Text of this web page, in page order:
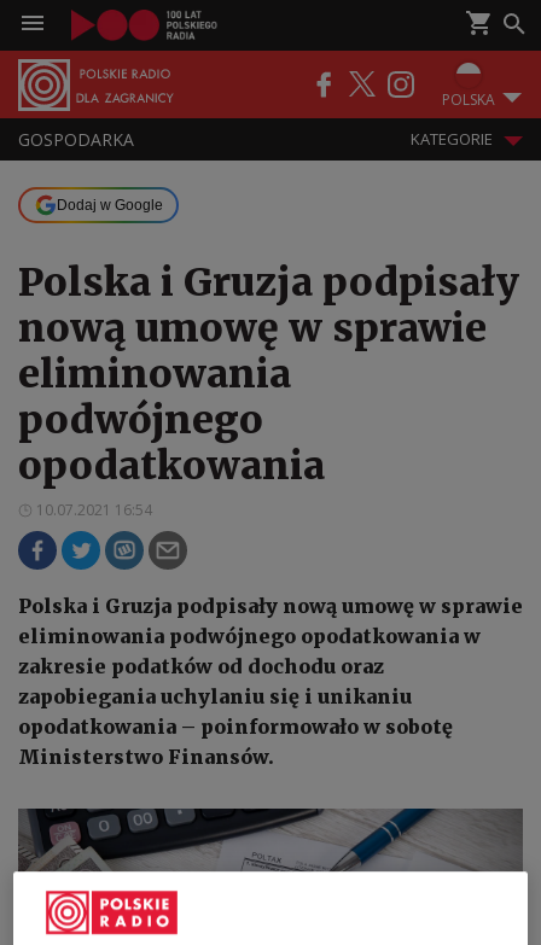
POLSKA
GOSPODARKA KATEGORIE
Dodaj w Google
Polska i Gruzja podpisały
nową umowę w sprawie
eliminowania
podwójnego
opodatkowania
10.07.2021 16:54
Polska i Gruzja podpisały nową umowę w sprawie
eliminowania podwójnego opodatkowania w
zakresie podatków od dochodu oraz
zapobiegania uchylaniu się i unikaniu
opodatkowania – poinformowało w sobotę
Ministerstwo Finansów.